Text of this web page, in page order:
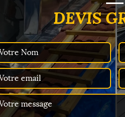
DEVIS